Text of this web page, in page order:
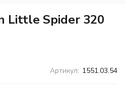
Little Spider 320
Артикул: 1551.03.54